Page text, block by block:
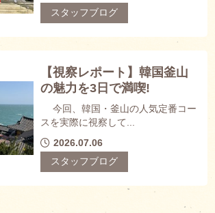
スタッフブログ
【視察レポート】韓国釜山
の魅力を3日で満喫!
今回、韓国・釜山の人気定番コー
スを実際に視察して...
2026.07.06
スタッフブログ